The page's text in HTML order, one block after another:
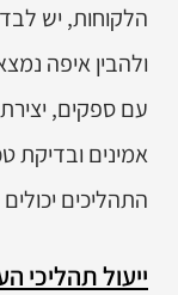
הלקוחות, יש
ולהבין איפה
עם ספקים, יצירת
אמינים ובדיקת
התהליכים
ייעול תהליכי